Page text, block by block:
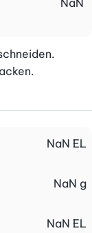
NaN
NaN EL
NaN g
NaN EL